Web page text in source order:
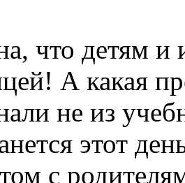
что детям и
А какая
не из
этот
с